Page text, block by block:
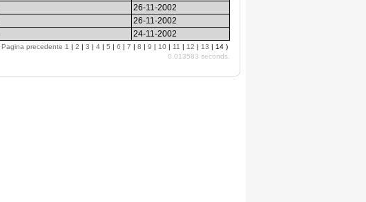
26-11-2002
26-11-2002
24-11-2002
Pagina precedente 1 | 2 | 3 | 4 | 5 | 6 | 7 | 8 | 9 | 10 | 11 | 12 | 13 | 14 )
0.013583 seconds.